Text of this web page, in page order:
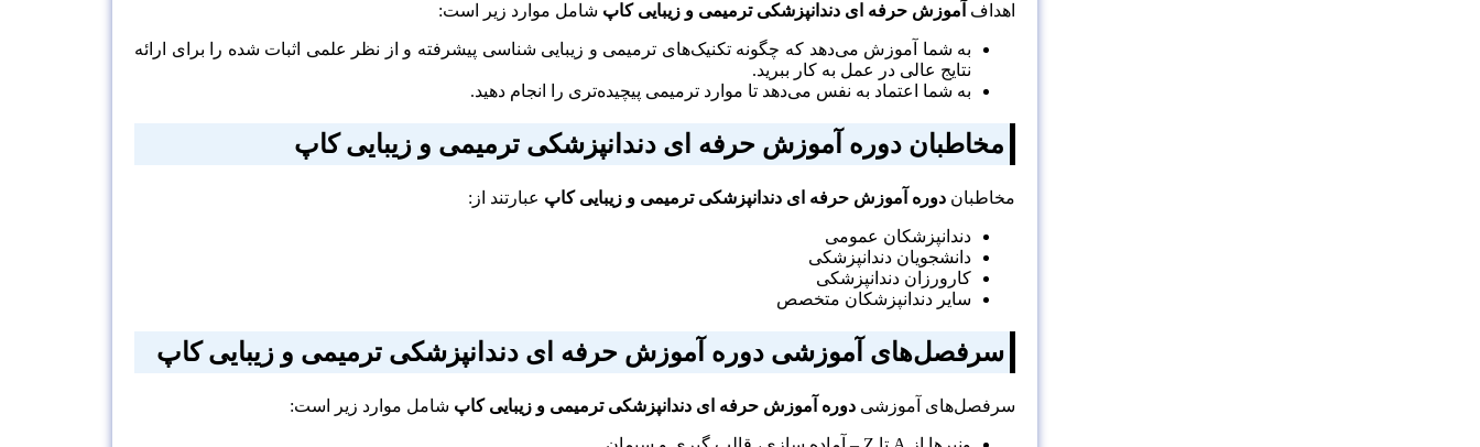
اهداف آموزش حرفه ای دندانپزشکی ترمیمی و زیبایی کاپ شامل موارد زیر است:
به شما آموزش می‌دهد که چگونه تکنیک‌های ترمیمی و زیبایی شناسی پیشرفته و از نظر علمی اثبات شده را برای ارائه
نتایج عالی در عمل به کار ببرید.
به شما اعتماد به نفس می‌دهد تا موارد ترمیمی پیچیده‌تری را انجام دهید.
مخاطبان دوره آموزش حرفه ای دندانپزشکی ترمیمی و زیبایی کاپ
مخاطبان دوره آموزش حرفه ای دندانپزشکی ترمیمی و زیبایی کاپ عبارتند از:
دندانپزشکان عمومی
دانشجویان دندانپزشکی
کارورزان دندانپزشکی
سایر دندانپزشکان متخصص
سرفصل‌های آموزشی دوره آموزش حرفه ای دندانپزشکی ترمیمی و زیبایی کاپ
سرفصل‌های آموزشی دوره آموزش حرفه ای دندانپزشکی ترمیمی و زیبایی کاپ شامل موارد زیر است: